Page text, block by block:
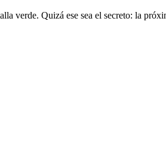
verde. Quizá ese sea el secreto: la